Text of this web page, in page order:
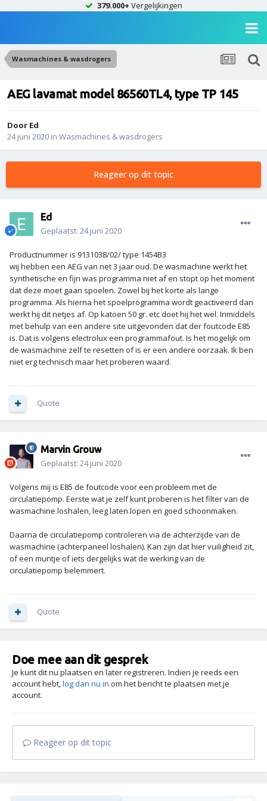
379.000+ Vergelijkingen
Wasmachines & wasdrogers
AEG lavamat model 86560TL4, type TP 145
Door Ed
24 juni 2020 in Wasmachines & wasdrogers
Reageer op dit topic
Ed
Geplaatst: 24 juni 2020
Productnummer is 9131038/02/ type 1454B3
wij hebben een AEG van net 3 jaar oud. De wasmachine werkt het
synthetische en fijn was programma niet af en stopt op het moment
dat deze moet gaan spoelen. Zowel bij het korte als lange
programma. Als hierna het spoelprogramma wordt geactiveerd dan
werkt hij dit netjes af. Op katoen 50 gr. etc doet hij het wel. Inmiddels
met behulp van een andere site uitgevonden dat der foutcode E85
is. Dat is volgens electrolux een programmafout. Is het mogelijk om
de wasmachine zelf te resetten of is er een andere oorzaak. Ik ben
niet erg technisch maar het proberen waard.
Quote
Marvin Grouw
Geplaatst: 24 juni 2020
Volgens mij is E85 de foutcode voor een probleem met de
circulatiepomp. Eerste wat je zelf kunt proberen is het filter van de
wasmachine loshalen, leeg laten lopen en goed schoonmaken.
Daarna de circulatiepomp controleren via de achterzijde van de
wasmachine (achterpaneel loshalen). Kan zijn dat hier vuiligheid zit,
of een muntje of iets dergelijks wat de werking van de
circulatiepomp belemmert.
Quote
Doe mee aan dit gesprek
Je kunt dit nu plaatsen en later registreren. Indien je reeds een
account hebt,log dan nu in om het bericht te plaatsen met je
account.
Reageer op dit topic